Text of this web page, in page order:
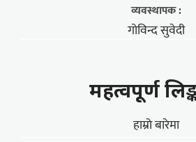
व्यवस्थापक :
गोविन्द सुवेदी
महत्वपूर्ण
हाम्राे बारेमा